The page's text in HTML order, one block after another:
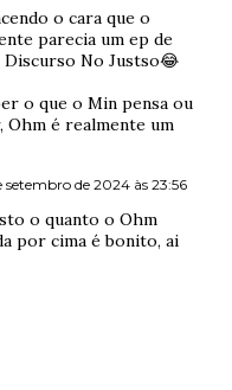
o cara que o
parecia um ep de
No Justso😂
o que o Min pensa ou
Ohm é realmente um
setembro de 2024 às 23:56
o quanto o Ohm
por cima é bonito, ai